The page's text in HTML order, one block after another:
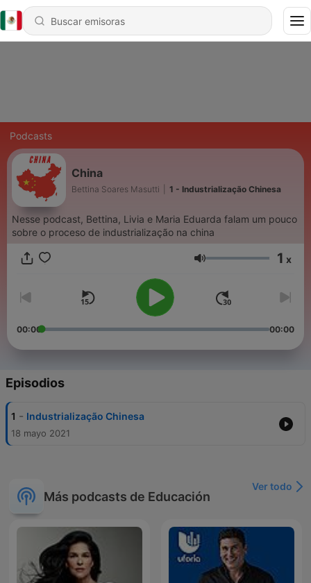
Podcasts
China
Bettina Soares Masutti 1 - Industrialização Chinesa
Nesse podcast, Bettina, Livia e Maria Eduarda falam um pouco
sobre o proceso de industrialização na china
Volumen 1 x
00:00 00:00
Episodios
1 - Industrialização Chinesa
18 mayo 2021
Más podcasts de Educación
Ver todo